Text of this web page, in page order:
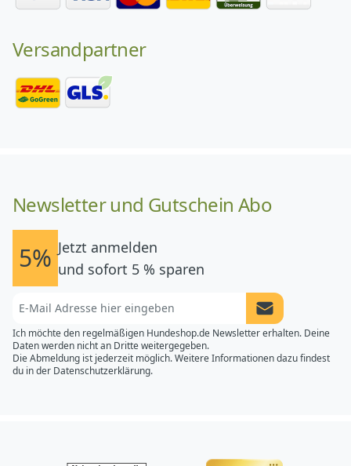
Versandpartner
Newsletter und Gutschein Abo
5% Jetzt anmelden
und sofort 5 % sparen
Newsletter
Ich möchte den regelmäßigen Hundeshop.de Newsletter erhalten. Deine
Daten werden nicht an Dritte weitergegeben.
Die Abmeldung ist jederzeit möglich. Weitere Informationen dazu findest
du in der Datenschutzerklärung.